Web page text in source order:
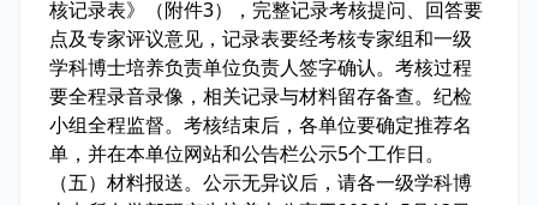
核记录表》（附件3），完整记录考核提问、回答要
点及专家评议意见，记录表要经考核专家组和一级
学科博士培养负责单位负责人签字确认。考核过程
要全程录音录像，相关记录与材料留存备查。纪检
小组全程监督。考核结束后，各单位要确定推荐名
单，并在本单位网站和公告栏公示5个工作日。
（五）材料报送。公示无异议后，请各一级学科博